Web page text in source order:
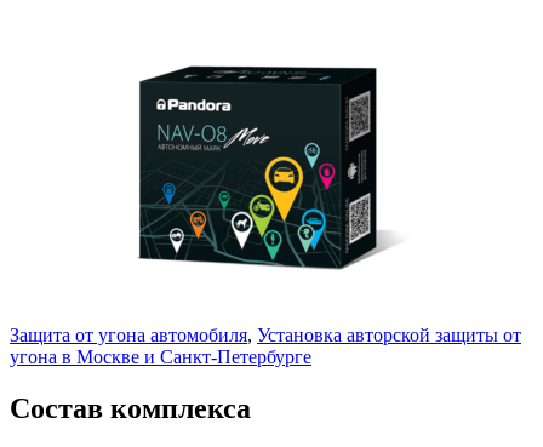
Защита от угона автомобиля, Установка авторской защиты от
угона в Москве и Санкт-Петербурге
Состав комплекса